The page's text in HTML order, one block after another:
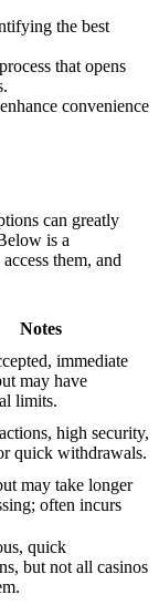
the best
that opens
convenience
can greatly
is a
them, and
Notes
immediate
may have
limits.
high security,
quick withdrawals.
may take longer
often incurs
quick
but not all casinos